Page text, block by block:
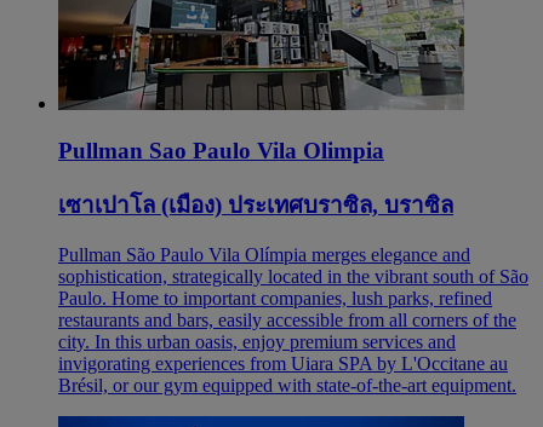
Pullman Sao Paulo Vila Olimpia
เซาเปาโล (เมือง) ประเทศบราซิล, บราซิล
Pullman São Paulo Vila Olímpia merges elegance and
sophistication, strategically located in the vibrant south of São
Paulo. Home to important companies, lush parks, refined
restaurants and bars, easily accessible from all corners of the
city. In this urban oasis, enjoy premium services and
invigorating experiences from Uiara SPA by L'Occitane au
Brésil, or our gym equipped with state-of-the-art equipment.